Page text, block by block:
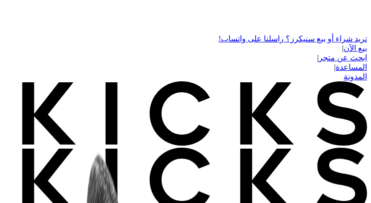
تريد شراء أو بيع سنيكرز؟ راسلنا على واتساب!
بيع الآن|
ابحث عن متجر |
المساعدة|
المدونة